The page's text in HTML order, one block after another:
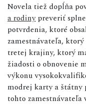
Novela tiež dopĺňa
a rodiny preveriť
potvrdenia, ktoré
zamestnávateľa,
tretej krajiny, ktorý
žiadosti o obnovenie
výkonu
modrej karty a
tohto zamestnávateľa